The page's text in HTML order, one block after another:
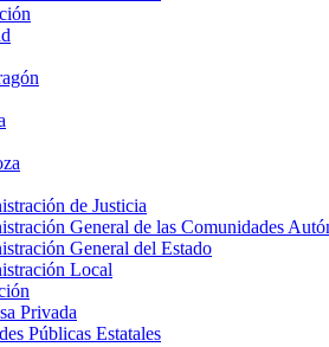
de Justicia
General de las Comunidades
General del Estado
Local
Privada
Públicas Estatales